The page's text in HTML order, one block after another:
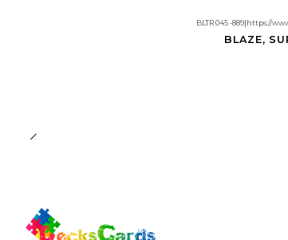
BLTR 045 -889 https://
BLAZE,